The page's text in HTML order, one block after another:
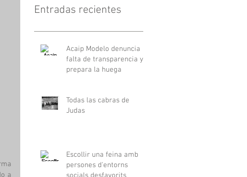
a
Entradas recientes
Acaip Modelo denuncia
falta de transparencia y
prepara la huega
Todas las cabras de
Judas
Escollir una feina amb
persones d'entorns